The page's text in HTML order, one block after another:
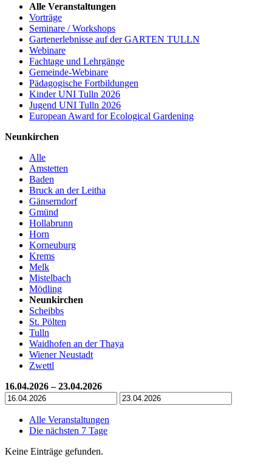
Alle Veranstaltungen
Vorträge
Seminare / Workshops
Gartenerlebnisse auf der GARTEN TULLN
Webinare
Fachtage und Lehrgänge
Gemeinde-Webinare
Pädagogische Fortbildungen
Kinder UNI Tulln 2026
Jugend UNI Tulln 2026
European Award for Ecological Gardening
Neunkirchen
Alle
Amstetten
Baden
Bruck an der Leitha
Gänserndorf
Gmünd
Hollabrunn
Horn
Korneuburg
Krems
Melk
Mistelbach
Mödling
Neunkirchen
Scheibbs
St. Pölten
Tulln
Waidhofen an der Thaya
Wiener Neustadt
Zwettl
16.04.2026 – 23.04.2026
Alle Veranstaltungen
Die nächsten 7 Tage
Keine Einträge gefunden.